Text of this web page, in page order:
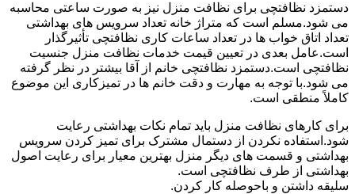
دستمزد نظافتچی برای نظافت منزل نیز به صورت ساعتی محاسبه
می شود.مسلم است که متراژ خانه تعداد سرویس های بهداشتی
تعداد اتاق خواب ها در تعداد ساعات کاری نظافتچی تأثیرگذار
است.عامل بعدی در تعیین قیمت خدمات نظافت منزل جنسیت
نظافتچی است.دستمزد نظافتچی خانم از آقا بیشتر در نظر گرفته
می شود.با توجه به مهارت و دقت خانم ها در تمیزکاری این موضوع
کاملاً منطقی است.
برای کارهای نظافت منزل باید تمام نکات بهداشتی رعایت
شود.استفاده نکردن از دستمال مشترک برای تمیز کردن سرویس
بهداشتی و قسمت های دیگر منزل بهترین معیار برای رعایت اصول
بهداشتی از طرف نظافتچی است.
سلیقه داشتن و باحوصله کار کردن.